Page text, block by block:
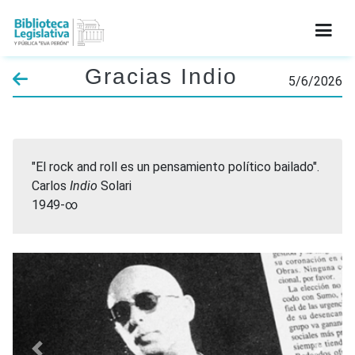
INICIO
INFORMACIÓN LEGAL
CONTACTO
Gracias Indio 5/6/2026
"El rock and roll es un pensamiento político bailado".
Carlos Indio Solari
1949-∞